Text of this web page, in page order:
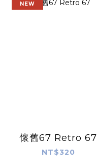
NEW
懷舊67 Retro 67
NT$320